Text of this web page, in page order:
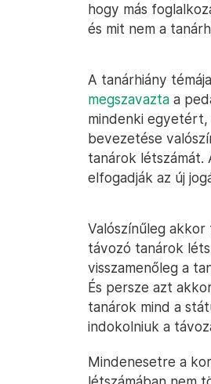
hogy más
és mit nem a
A tanárhiány
megszavazta a
mindenki egyetért,
bevezetése
tanárok
elfogadják az új
Valószínűleg
távozó tanárok
visszamenőleg a
És persze azt
tanárok mind a
indokolniuk a
Mindenesetre a